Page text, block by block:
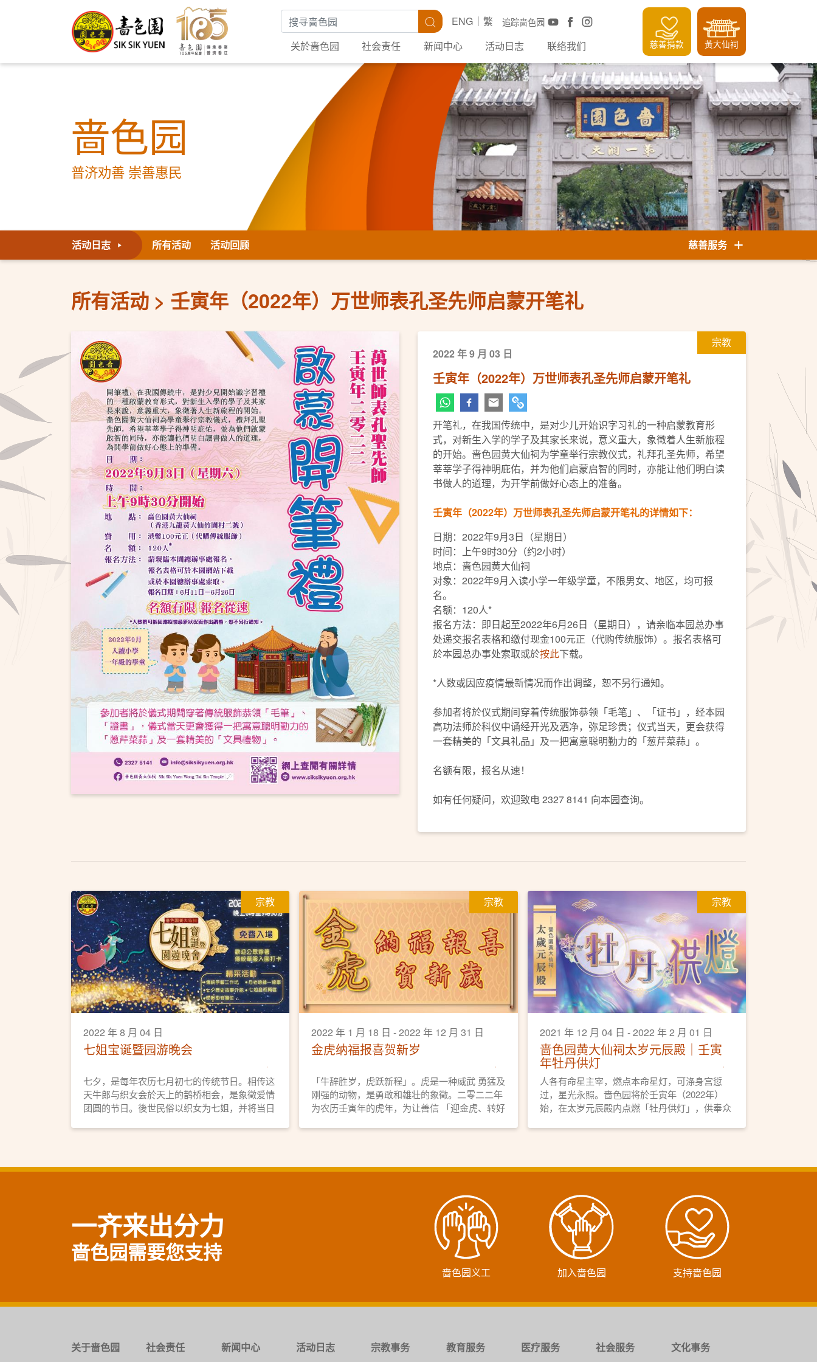
搜寻关键字 搜寻 追踪啬色园
ENG
繁
关於啬色园
社会责任 新闻中心 活动日志 联络我们 慈善捐款 黃大仙祠
啬色园
普济劝善 崇善惠民
活动日志 所有活动 活动回顾 慈善服务
所有活动 壬寅年（2022年）万世师表孔圣先师启蒙开笔礼
宗教
2022 年 9 月 03 日
壬寅年（2022年）万世师表孔圣先师启蒙开笔礼
开笔礼，在我国传统中，是对少儿开始识字习礼的一种启蒙教育形
式，对新生入学的学子及其家长来说，意义重大，象徵着人生新旅程
的开始。啬色园黄大仙祠为学童举行宗教仪式，礼拜孔圣先师，希望
莘莘学子得神明庇佑，并为他们启蒙启智的同时，亦能让他们明白读
书做人的道理，为开学前做好心态上的准备。
壬寅年（2022年）万世师表孔圣先师启蒙开笔礼的详情如下：
日期：2022年9月3日（星期日）
时间：上午9时30分（约2小时）
地点：啬色园黄大仙祠
对象：2022年9月入读小学一年级学童，不限男女、地区，均可报
名。
名额：120人*
报名方法：即日起至2022年6月26日（星期日），请亲临本园总办事
处递交报名表格和缴付现金100元正（代购传统服饰）。报名表格可
於本园总办事处索取或於按此下载。
*人数或因应疫情最新情况而作出调整，恕不另行通知。
参加者将於仪式期间穿着传统服饰恭领「毛笔」、「证书」，经本园
高功法师於科仪中诵经开光及洒净，弥足珍贵；仪式当天，更会获得
一套精美的「文具礼品」及一把寓意聪明勤力的「葱芹菜蒜」。
名额有限，报名从速！
如有任何疑问，欢迎致电 2327 8141 向本园查询。
宗教
2022 年 8 月 04 日
七姐宝诞暨园游晚会
七夕，是每年农历七月初七的传统节日。相传这
天牛郎与织女会於天上的鹊桥相会，是象徵爱情
团圆的节日。後世民俗以织女为七姐，并将当日
宗教
2022 年 1 月 18 日 - 2022 年 12 月 31 日
金虎纳福报喜贺新岁
「牛辞胜岁，虎跃新程」。虎是一种威武 勇猛及
刚强的动物，是勇敢和雄壮的象徵。二零二二年
为农历壬寅年的虎年，为让善信 「迎金虎、转好
虎年带来健康幸福，如意吉祥。
宗教
2021 年 12 月 04 日 - 2022 年 2 月 01 日
啬色园黄大仙祠太岁元辰殿｜壬寅
年牡丹供灯
人各有命星主宰，燃点本命星灯，可涤身宫愆
过，星光永照。啬色园将於壬寅年（2022年）
始，在太岁元辰殿内点燃「牡丹供灯」，供奉众
一齐来出分力
啬色园需要您支持
啬色园义工 加入啬色园 支持啬色园
关于啬色园 社会责任 新闻中心 活动日志 宗教事务 教育服务 医疗服务 社会服务 文化事务